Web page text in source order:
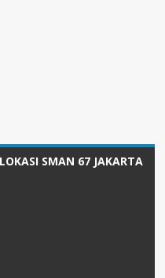
LOKASI SMAN 67 JAKARTA